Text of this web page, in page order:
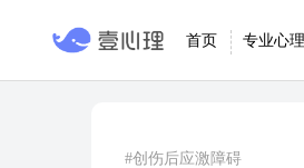
首页 专业心
#创伤后应激障碍